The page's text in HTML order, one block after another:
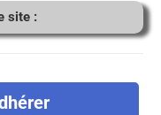
site :